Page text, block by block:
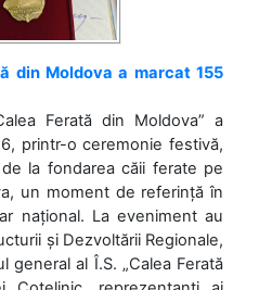
din Moldova a marcat 155
Ferată din Moldova” a
printr-o ceremonie festivă,
la fondarea căii ferate pe
un moment de referință în
național. La eveniment au
și Dezvoltării Regionale,
general al Î.S. „Calea Ferată